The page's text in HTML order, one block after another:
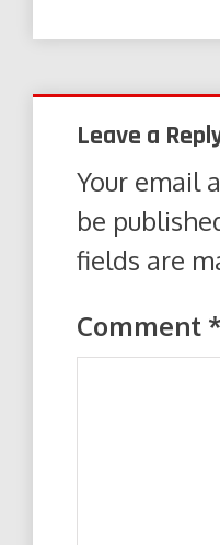
Leave a
Your email
be
fields are
Comment *